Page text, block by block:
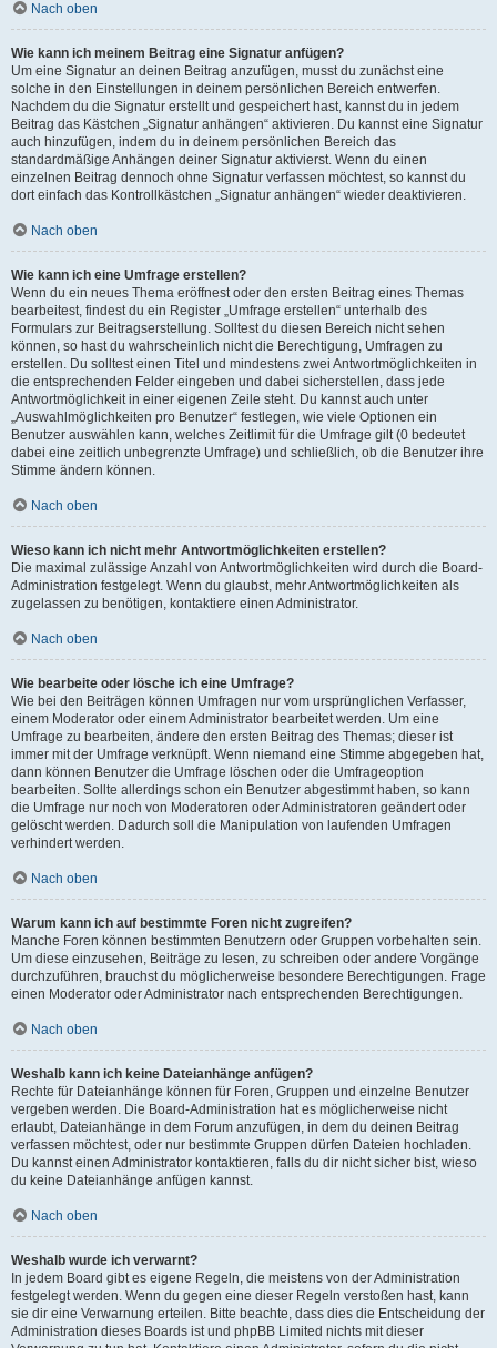
Nach oben
Wie kann ich meinem Beitrag eine Signatur anfügen?
Um eine Signatur an deinen Beitrag anzufügen, musst du zunächst eine
solche in den Einstellungen in deinem persönlichen Bereich entwerfen.
Nachdem du die Signatur erstellt und gespeichert hast, kannst du in jedem
Beitrag das Kästchen „Signatur anhängen“ aktivieren. Du kannst eine Signatur
auch hinzufügen, indem du in deinem persönlichen Bereich das
standardmäßige Anhängen deiner Signatur aktivierst. Wenn du einen
einzelnen Beitrag dennoch ohne Signatur verfassen möchtest, so kannst du
dort einfach das Kontrollkästchen „Signatur anhängen“ wieder deaktivieren.
Nach oben
Wie kann ich eine Umfrage erstellen?
Wenn du ein neues Thema eröffnest oder den ersten Beitrag eines Themas
bearbeitest, findest du ein Register „Umfrage erstellen“ unterhalb des
Formulars zur Beitragserstellung. Solltest du diesen Bereich nicht sehen
können, so hast du wahrscheinlich nicht die Berechtigung, Umfragen zu
erstellen. Du solltest einen Titel und mindestens zwei Antwortmöglichkeiten in
die entsprechenden Felder eingeben und dabei sicherstellen, dass jede
Antwortmöglichkeit in einer eigenen Zeile steht. Du kannst auch unter
„Auswahlmöglichkeiten pro Benutzer“ festlegen, wie viele Optionen ein
Benutzer auswählen kann, welches Zeitlimit für die Umfrage gilt (0 bedeutet
dabei eine zeitlich unbegrenzte Umfrage) und schließlich, ob die Benutzer ihre
Stimme ändern können.
Nach oben
Wieso kann ich nicht mehr Antwortmöglichkeiten erstellen?
Die maximal zulässige Anzahl von Antwortmöglichkeiten wird durch die Board-
Administration festgelegt. Wenn du glaubst, mehr Antwortmöglichkeiten als
zugelassen zu benötigen, kontaktiere einen Administrator.
Nach oben
Wie bearbeite oder lösche ich eine Umfrage?
Wie bei den Beiträgen können Umfragen nur vom ursprünglichen Verfasser,
einem Moderator oder einem Administrator bearbeitet werden. Um eine
Umfrage zu bearbeiten, ändere den ersten Beitrag des Themas; dieser ist
immer mit der Umfrage verknüpft. Wenn niemand eine Stimme abgegeben hat,
dann können Benutzer die Umfrage löschen oder die Umfrageoption
bearbeiten. Sollte allerdings schon ein Benutzer abgestimmt haben, so kann
die Umfrage nur noch von Moderatoren oder Administratoren geändert oder
gelöscht werden. Dadurch soll die Manipulation von laufenden Umfragen
verhindert werden.
Nach oben
Warum kann ich auf bestimmte Foren nicht zugreifen?
Manche Foren können bestimmten Benutzern oder Gruppen vorbehalten sein.
Um diese einzusehen, Beiträge zu lesen, zu schreiben oder andere Vorgänge
durchzuführen, brauchst du möglicherweise besondere Berechtigungen. Frage
einen Moderator oder Administrator nach entsprechenden Berechtigungen.
Nach oben
Weshalb kann ich keine Dateianhänge anfügen?
Rechte für Dateianhänge können für Foren, Gruppen und einzelne Benutzer
vergeben werden. Die Board-Administration hat es möglicherweise nicht
erlaubt, Dateianhänge in dem Forum anzufügen, in dem du deinen Beitrag
verfassen möchtest, oder nur bestimmte Gruppen dürfen Dateien hochladen.
Du kannst einen Administrator kontaktieren, falls du dir nicht sicher bist, wieso
du keine Dateianhänge anfügen kannst.
Nach oben
Weshalb wurde ich verwarnt?
In jedem Board gibt es eigene Regeln, die meistens von der Administration
festgelegt werden. Wenn du gegen eine dieser Regeln verstoßen hast, kann
sie dir eine Verwarnung erteilen. Bitte beachte, dass dies die Entscheidung der
Administration dieses Boards ist und phpBB Limited nichts mit dieser